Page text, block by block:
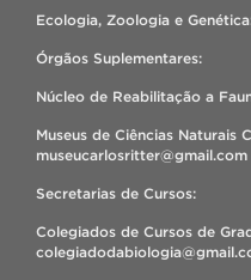
Ecologia, Zoologia e
Órgãos Suplementares:
Núcleo de Reabilitação a
Museus de Ciências Naturais
museucarlosritter@gmail.com
Secretarias de Cursos:
Colegiados de Cursos de